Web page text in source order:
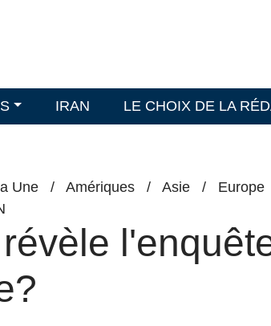
IRAN LE CHOIX DE LA
Une / Amériques / Asie / Europe